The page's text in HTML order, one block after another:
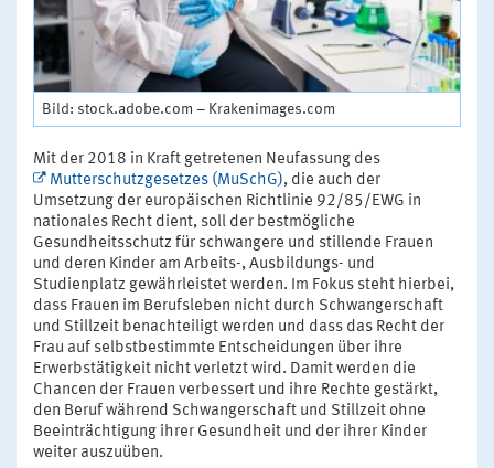
Bild: stock.adobe.com – Krakenimages.com
Mit der 2018 in Kraft getretenen Neufassung des
Mutterschutzgesetzes (MuSchG), die auch der
Umsetzung der europäischen Richtlinie 92/85/EWG in
nationales Recht dient, soll der bestmögliche
Gesundheitsschutz für schwangere und stillende Frauen
und deren Kinder am Arbeits-, Ausbildungs- und
Studienplatz gewährleistet werden. Im Fokus steht hierbei,
dass Frauen im Berufsleben nicht durch Schwangerschaft
und Stillzeit benachteiligt werden und dass das Recht der
Frau auf selbstbestimmte Entscheidungen über ihre
Erwerbstätigkeit nicht verletzt wird. Damit werden die
Chancen der Frauen verbessert und ihre Rechte gestärkt,
den Beruf während Schwangerschaft und Stillzeit ohne
Beeinträchtigung ihrer Gesundheit und der ihrer Kinder
weiter auszuüben.